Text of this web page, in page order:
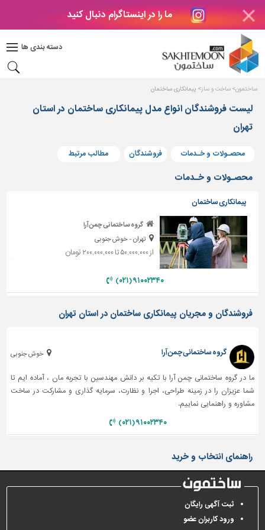
ما را در اینستاگرام دنبال کنید
دسته بندی ها
دکوراسیون
بتن
های
بتنی
پنجره
مصالح
پله،
نرده
و
حفاظ
دیوارپوش،
و
سنگ
و
ماشین
آلات
برقی،روشنایی،ایمنی
سازی
و
نما
ساخت
ساز
ساختمون ساخت و ساز پیمانکاری ساختمان
لیست فروشندگان انواع مدل پیمانکاری ساختمان در استان
تهران
محصـولات و خـدمات فروشندگان مطالب مرتبط
محصـولات و خـدمات
پیمانکاری ساختمان
گروه ساختمانی چمن آرا
تهران - خوش جنوبی
از ۵۰,۰۰۰,۰۰۰ تا ۲۰۰,۰۰۰,۰۰۰ تومان
۹۱۰۰۲۳۴۰ (۰۲۱)
فروشندگان و مجریان پیمانکاری ساختمان در استان تهران
خوش جنوبی گروه ساختمانی چمن آرا
ما در گروه ساختمانی چمن آرا با تکیه بر دانش مهندسین با تجربه مان ، آماده ایم تا
شما عزیزان را در زمینه طراحی، اجرا و نظارت، سرمایه گذاری و مشارکت در ساخت
مشاوره و راهنمایی نماییم.
۹۱۰۰۲۳۴۰ (۰۲۱)
راهنمای انتخاب و خرید
ثبت آگهی رایگان
ورود کاربران عضو